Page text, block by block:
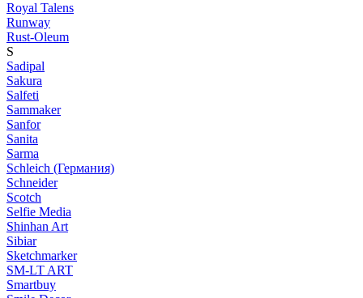
Royal Talens
Runway
Rust-Oleum
S
Sadipal
Sakura
Salfeti
Sammaker
Sanfor
Sanita
Sarma
Schleich (Германия)
Schneider
Scotch
Selfie Media
Shinhan Art
Sibiar
Sketchmarker
SM-LT ART
Smartbuy